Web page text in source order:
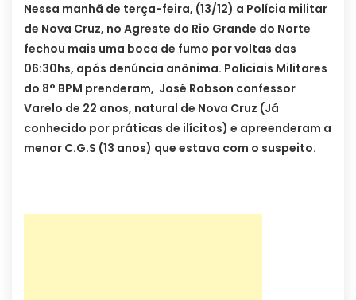
Nessa manhã de terça-feira, (13/12) a Polícia militar
de Nova Cruz, no Agreste do Rio Grande do Norte
fechou mais uma boca de fumo por voltas das
06:30hs, após denúncia anônima. Policiais Militares
do 8° BPM prenderam, José Robson confessor
Varelo de 22 anos, natural de Nova Cruz (Já
conhecido por práticas de ilícitos) e apreenderam a
menor C.G.S (13 anos) que estava com o suspeito.